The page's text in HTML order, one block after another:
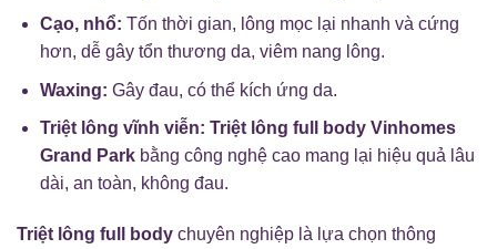
Cạo, nhổ: Tốn thời gian, lông mọc lại nhanh và cứng
hơn, dễ gây tổn thương da, viêm nang lông.
Waxing: Gây đau, có thể kích ứng da.
Triệt lông vĩnh viễn: Triệt lông full body Vinhomes
Grand Parkbằng công nghệ cao mang lại hiệu quả lâu
dài, an toàn, không đau.
Triệt lông full body chuyên nghiệp là lựa chọn thông